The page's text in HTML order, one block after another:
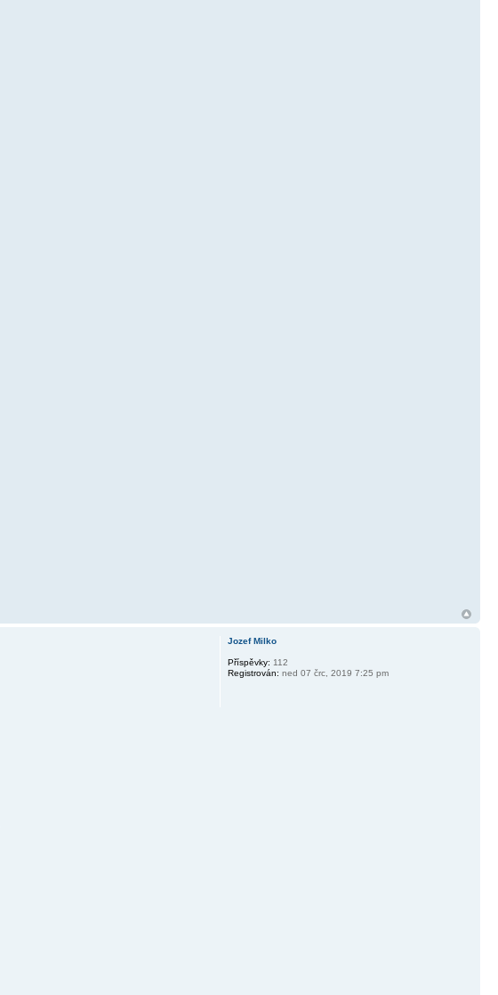
Jozef Milko
Příspěvky: 112
Registrován: ned 07 črc, 2019 7:25 pm